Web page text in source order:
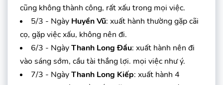
cũng không thành công, rất xấu trong mọi việc.
5/3 - Ngày Huyền Vũ: xuất hành thường gặp cãi
cọ, gặp việc xấu, không nên đi.
6/3 - NgàyThanh Long Đầu: xuất hành nên đi
vào sáng sớm, cầu tài thắng lợi. mọi việc như ý.
7/3 - NgàyThanh Long Kiếp: xuất hành 4